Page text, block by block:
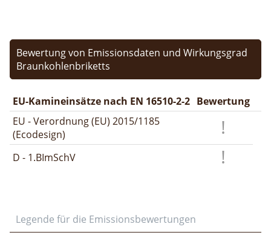
Bewertung von Emissionsdaten und Wirkungsgrad
Braunkohlenbriketts
EU-Kamineinsätze nach EN 16510-2-2 Bewertung
EU - Verordnung (EU) 2015/1185
(Ecodesign)
D - 1.BImSchV
Legende für die Emissionsbewertungen